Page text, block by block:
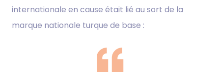
internationale en cause était lié au sort de la
marque nationale turque de base :